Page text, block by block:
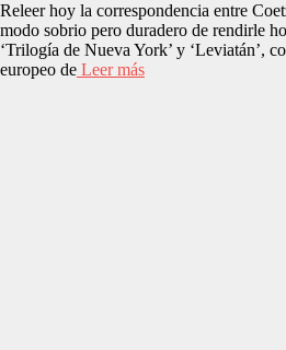
Releer hoy la correspondencia entre
modo sobrio pero duradero de rendirle
‘Trilogía de Nueva York’ y ‘Leviatán’,
europeo de Leer más